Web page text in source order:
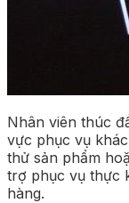
Nhân viên thúc
vực phục vụ
thử sản phẩm
trợ phục vụ thực
hàng.